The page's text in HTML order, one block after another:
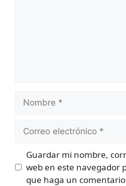
electrónico
Guardar mi nombre,
web en este navegador
que haga un